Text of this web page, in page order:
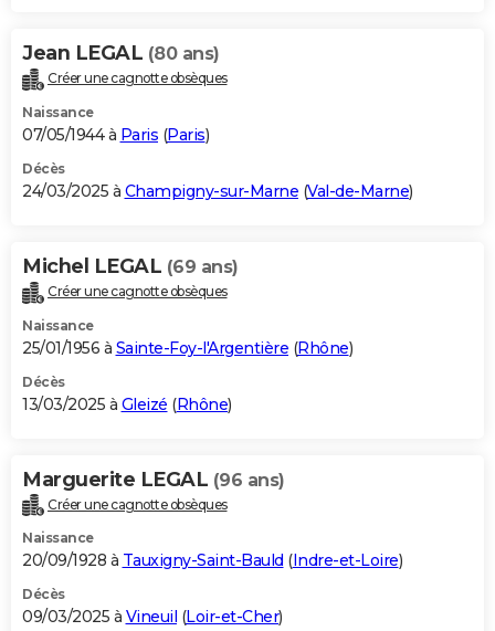
Jean LEGAL (80 ans)
Créer une cagnotte obsèques
Naissance
07/05/1944 à Paris (Paris)
Décès
24/03/2025 à Champigny-sur-Marne (Val-de-Marne)
Michel LEGAL (69 ans)
Créer une cagnotte obsèques
Naissance
25/01/1956 à Sainte-Foy-l'Argentière (Rhône)
Décès
13/03/2025 à Gleizé (Rhône)
Marguerite LEGAL (96 ans)
Créer une cagnotte obsèques
Naissance
20/09/1928 à Tauxigny-Saint-Bauld (Indre-et-Loire)
Décès
09/03/2025 à Vineuil (Loir-et-Cher)